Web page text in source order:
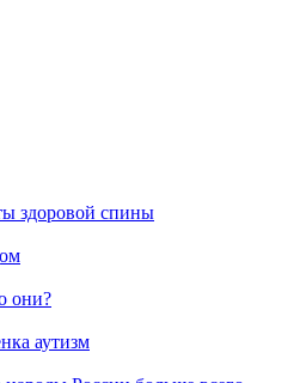
здоровой спины
они?
аутизм